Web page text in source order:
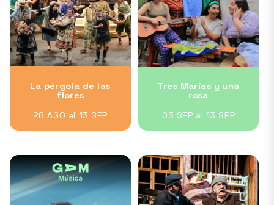
La pérgola de las
flores
28 AGO al 13 SEP
Tres Marías y una
rosa
03 SEP al 13 SEP